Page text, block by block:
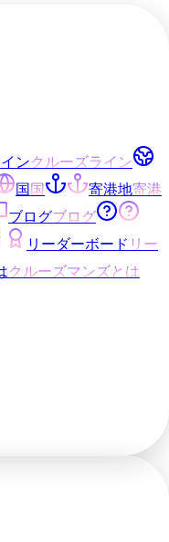
ンクルーズライン
国国 寄港地寄港
ブログブログ
リーダーボード リー
クルーズマンズとは